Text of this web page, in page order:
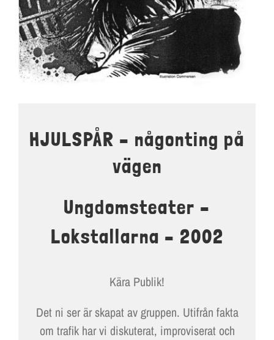
LOKALER OCH KOSTYM
KONTAKT
DOKUMENT
HJULSPÅR – någonting på
vägen
Ungdomsteater –
Lokstallarna – 2002
Kära Publik!
Det ni ser är skapat av gruppen. Utifrån fakta
om trafik har vi diskuterat, improviserat och